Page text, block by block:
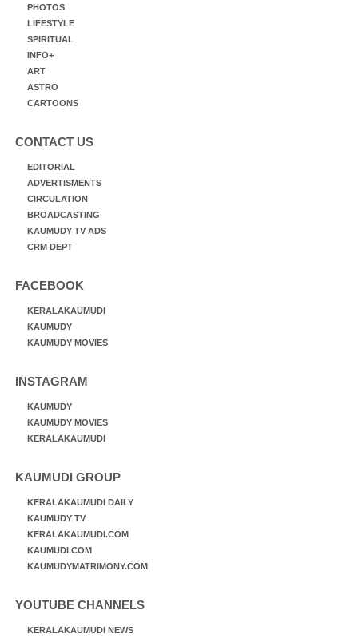
PHOTOS
LIFESTYLE
SPIRITUAL
INFO+
ART
ASTRO
CARTOONS
CONTACT US
EDITORIAL
ADVERTISMENTS
CIRCULATION
BROADCASTING
KAUMUDY TV ADS
CRM DEPT
FACEBOOK
KERALAKAUMUDI
KAUMUDY
KAUMUDY MOVIES
INSTAGRAM
KAUMUDY
KAUMUDY MOVIES
KERALAKAUMUDI
KAUMUDI GROUP
KERALAKAUMUDI DAILY
KAUMUDY TV
KERALAKAUMUDI.COM
KAUMUDI.COM
KAUMUDYMATRIMONY.COM
YOUTUBE CHANNELS
KERALAKAUMUDI NEWS